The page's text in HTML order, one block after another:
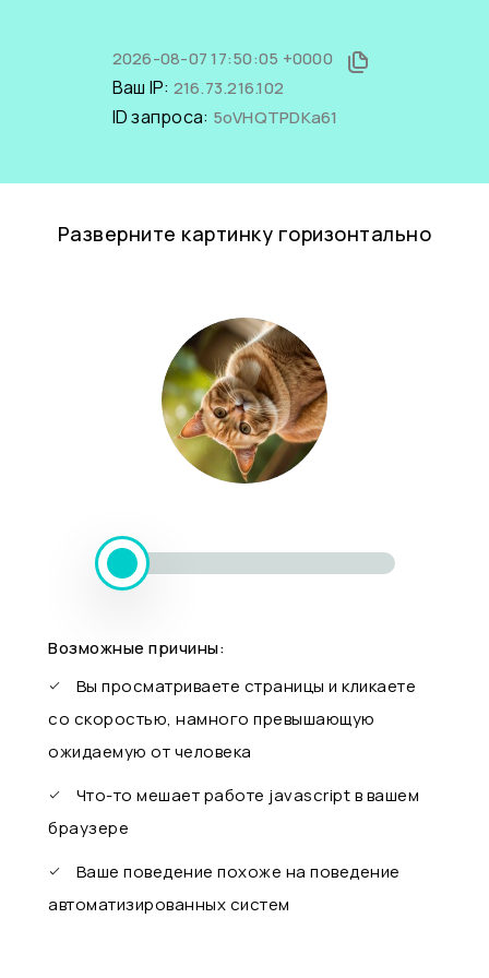
2026-08-07 17:50:05 +0000
Ваш IP: 216.73.216.102
ID запроса: 5oVHQTPDKa61
Разверните картинку горизонтально
Возможные причины:
Вы просматриваете страницы и кликаете
со скоростью, намного превышающую
ожидаемую от человека
Что-то мешает работе javascript в вашем
браузере
Ваше поведение похоже на поведение
автоматизированных систем